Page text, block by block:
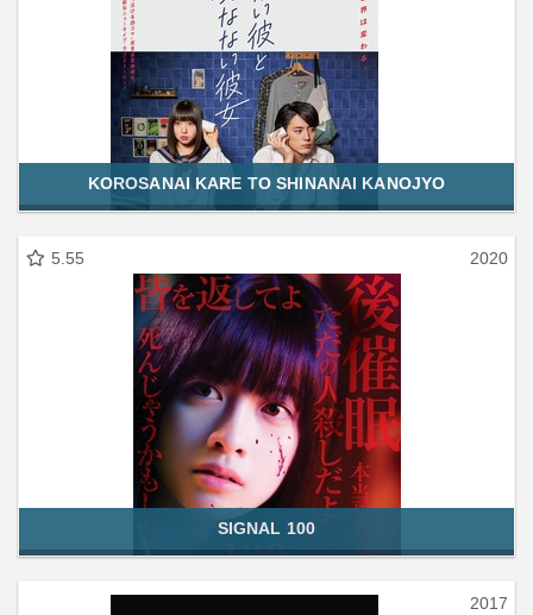
KOROSANAI KARE TO SHINANAI KANOJYO
5.55 2020
SIGNAL 100
2017